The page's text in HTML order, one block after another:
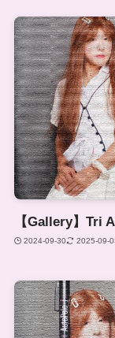
【Gallery】Tri
2024-09-30 2025-09-